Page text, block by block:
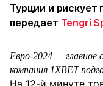
Турции и рискует
передает Tengri
Евро-2024 — главное
компания 1XBET
На 12-й минуте